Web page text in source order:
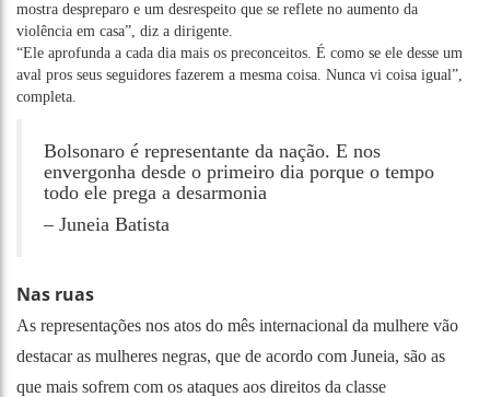
mostra despreparo e um desrespeito que se reflete no aumento da
violência em casa”, diz a dirigente.
“Ele aprofunda a cada dia mais os preconceitos. É como se ele desse um
aval pros seus seguidores fazerem a mesma coisa. Nunca vi coisa igual”,
completa.
Bolsonaro é representante da nação. E nos
envergonha desde o primeiro dia porque o tempo
todo ele prega a desarmonia
– Juneia Batista
Nas ruas
As representações nos atos do mês internacional da mulhere vão
destacar as mulheres negras, que de acordo com Juneia, são as
que mais sofrem com os ataques aos direitos da classe